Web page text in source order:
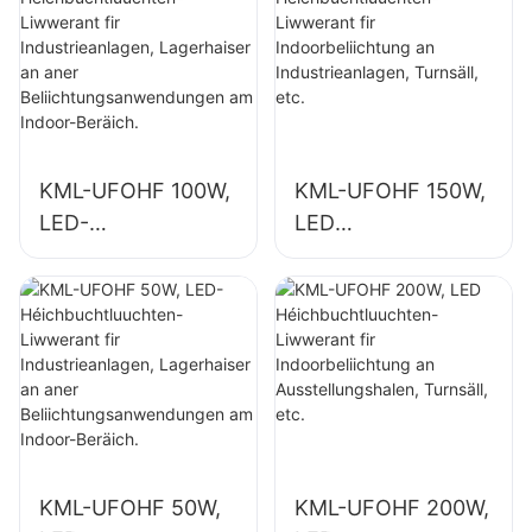
KML-UFOHF 100W,
LED-
Héichbuchtluuchte
n-Liwwerant fir
Industrieanlagen,
Lagerhaiser an
aner
Beliichtungsanwen
dungen am Indoor-
KML-UFOHF 150W,
LED
Héichbuchtluuchte
n-Liwwerant fir
Indoorbeliichtung
an
Industrieanlagen,
Turnsäll, etc.
KML-UFOHF 50W,
KML-UFOHF 200W,